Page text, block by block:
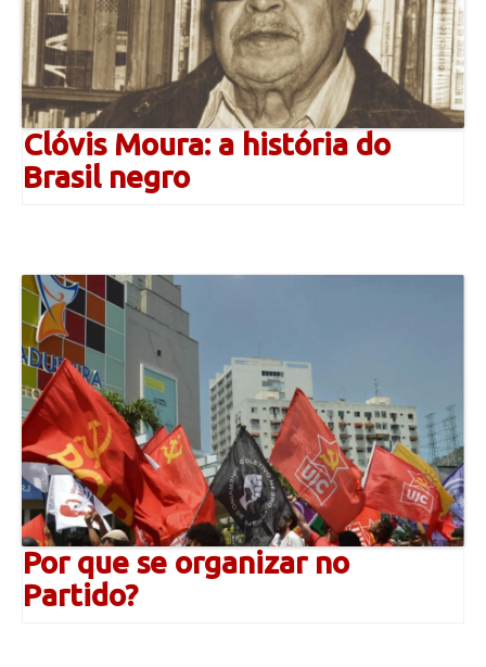
Clóvis Moura: a história do
Brasil negro
Por que se organizar no
Partido?